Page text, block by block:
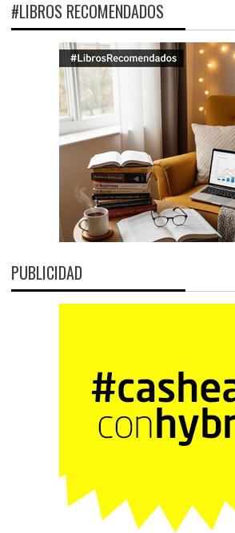
#LIBROS RECOMENDADOS
PUBLICIDAD